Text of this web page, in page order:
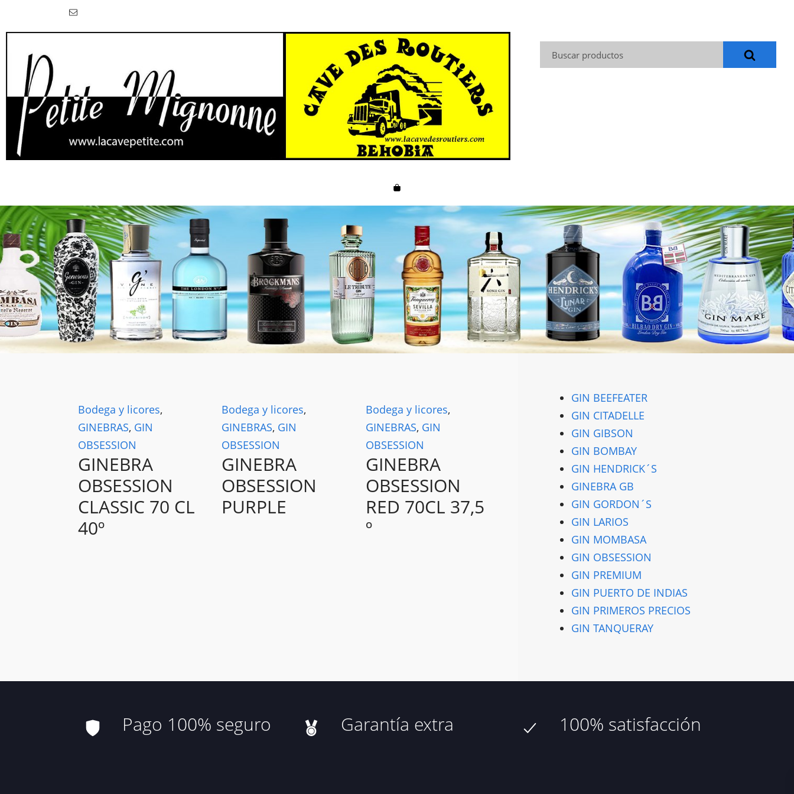
Buscar:
Bodega y licores,
GINEBRAS, GIN
OBSESSION
GINEBRA
OBSESSION
CLASSIC 70 CL
40º
Bodega y licores,
GINEBRAS, GIN
OBSESSION
GINEBRA
OBSESSION
PURPLE
Bodega y licores,
GINEBRAS, GIN
OBSESSION
GINEBRA
OBSESSION
RED 70CL 37,5
º
GIN BEEFEATER
GIN CITADELLE
GIN GIBSON
GIN BOMBAY
GIN HENDRICK´S
GINEBRA GB
GIN GORDON´S
GIN LARIOS
GIN MOMBASA
GIN OBSESSION
GIN PREMIUM
GIN PUERTO DE INDIAS
GIN PRIMEROS PRECIOS
GIN TANQUERAY
Pago 100% seguro Garantía extra 100% satisfacción